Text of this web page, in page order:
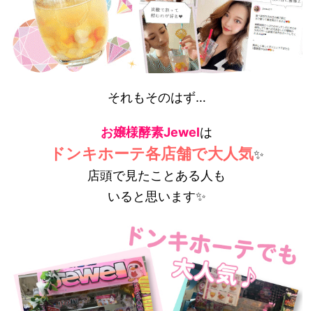
それもそのはず…
お嬢様酵素Jewelは
ドンキホーテ各店舗で大人気✨
店頭で見たことある人も
いると思います✨